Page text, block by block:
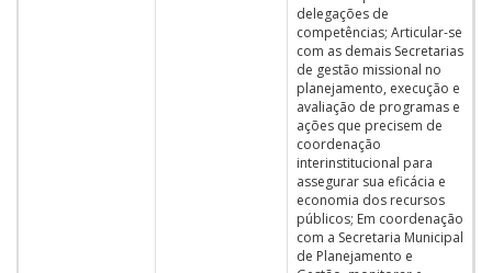
delegações de
competências; Articular-se
com as demais Secretarias
de gestão missional no
planejamento, execução e
avaliação de programas e
ações que precisem de
coordenação
interinstitucional para
assegurar sua eficácia e
economia dos recursos
públicos; Em coordenação
com a Secretaria Municipal
de Planejamento e